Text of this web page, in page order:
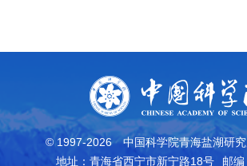
© 1997-2026
中国科学院青海盐湖研
地址：青海省西宁市新宁路18号
邮